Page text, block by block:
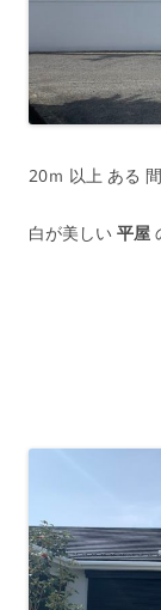
20ｍ 以上 ある
白が美しい 平屋